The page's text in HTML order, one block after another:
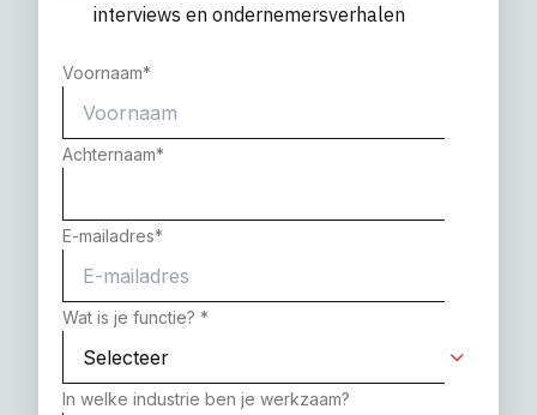
interviews en ondernemersverhalen
Voornaam*
Achternaam*
E-mailadres*
Wat is je functie? *
In welke industrie ben je werkzaam?